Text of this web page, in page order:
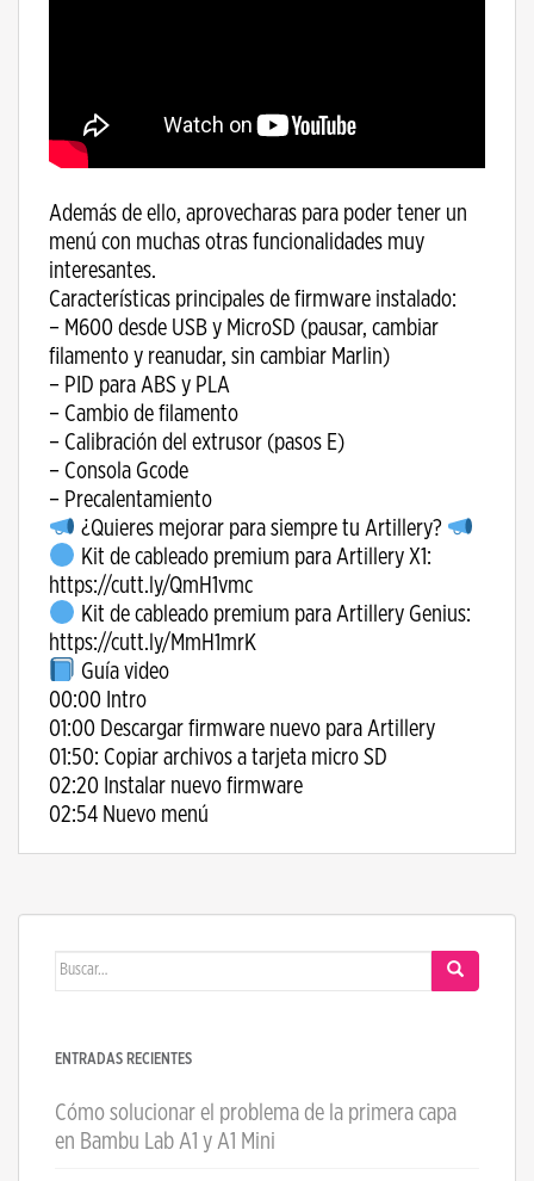
Además de ello, aprovecharas para poder tener un
menú con muchas otras funcionalidades muy
interesantes.
Características principales de firmware instalado:
– M600 desde USB y MicroSD (pausar, cambiar
filamento y reanudar, sin cambiar Marlin)
– PID para ABS y PLA
– Cambio de filamento
– Calibración del extrusor (pasos E)
– Consola Gcode
– Precalentamiento
¿Quieres mejorar para siempre tu Artillery?
Kit de cableado premium para Artillery X1:
https://cutt.ly/QmH1vmc
Kit de cableado premium para Artillery Genius:
https://cutt.ly/MmH1mrK
Guía video
00:00 Intro
01:00 Descargar firmware nuevo para Artillery
01:50: Copiar archivos a tarjeta micro SD
02:20 Instalar nuevo firmware
02:54 Nuevo menú
Buscar:
ENTRADAS RECIENTES
Cómo solucionar el problema de la primera capa
en Bambu Lab A1 y A1 Mini